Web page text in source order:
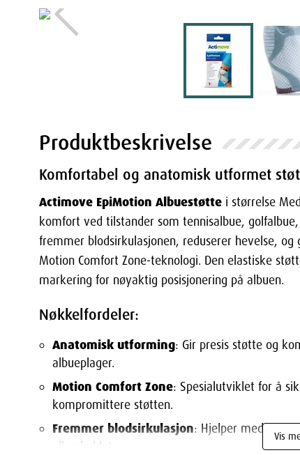
Produktbeskrivelse
Komfortabel og anatomisk utformet
Actimove EpiMotion Albuestøtte i størrelse
komfort ved tilstander som tennisalbue,
fremmer blodsirkulasjonen, reduserer hevelse,
Motion Comfort Zone-teknologi. Den elastiske
markering for nøyaktig posisjonering på albuen.
Nøkkelfordeler:
Anatomisk utforming: Gir presis støtte og
albueplager.
Motion Comfort Zone: Spesialutviklet for å
kompromittere støtten.
Fremmer blodsirkulasjon: Hjelper med å
albueleddet.
Vis